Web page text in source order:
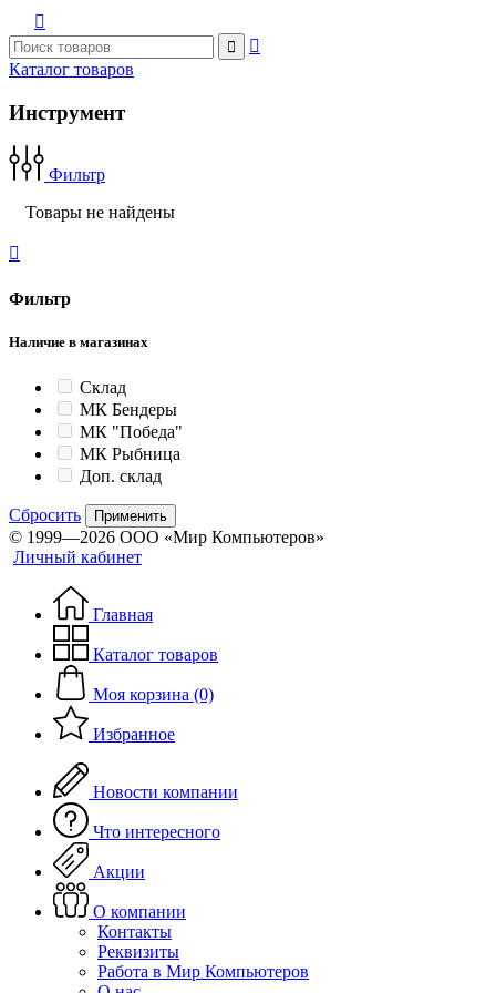



Каталог товаров
Инструмент
Фильтр
Товары не найдены

Фильтр
Наличие в магазинах
Склад
МК Бендеры
МК "Победа"
МК Рыбница
Доп. склад
Сбросить Применить
© 1999—2026 ООО «Мир Компьютеров»
Личный кабинет
Главная
Каталог товаров
Моя корзина (0)
Избранное
Новости компании
Что интересного
Акции
О компании
Контакты
Реквизиты
Работа в Мир Компьютеров